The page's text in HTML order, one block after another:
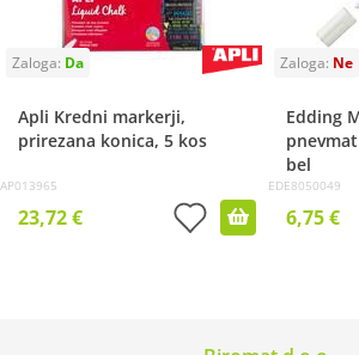
Apli Kredni markerji,
prirezana konica, 5 kos
AP013965
23,72 €
Edding
bel
EDE8050049
6,75 €